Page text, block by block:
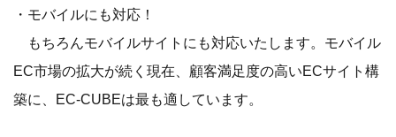
・モバイルにも対応！
もちろんモバイルサイトにも対応いたします。モバイル
EC市場の拡大が続く現在、顧客満足度の高いECサイト構
築に、EC-CUBEは最も適しています。